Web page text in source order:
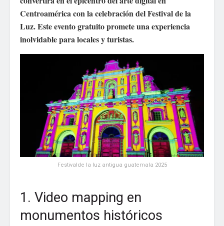
Centroamérica con la celebración del Festival de la
Luz. Este evento gratuito promete una experiencia
inolvidable para locales y turistas.
Festivalde la luz antigua guatemala 2025
1. Video mapping en
monumentos históricos